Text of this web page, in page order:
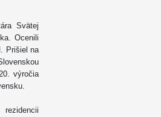
Svätej
Ocenili
Prišiel na
výročia